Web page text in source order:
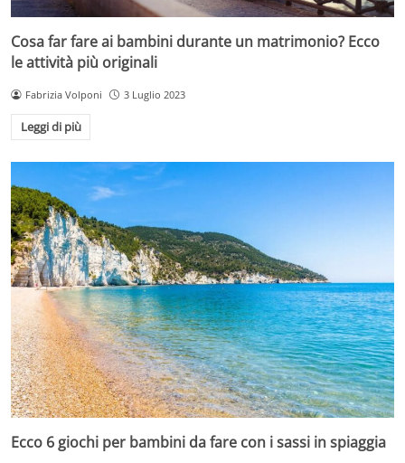
Cosa far fare ai bambini durante un matrimonio? Ecco
le attività più originali
Fabrizia Volponi 3 Luglio 2023
Leggi di più
Ecco 6 giochi per bambini da fare con i sassi in spiaggia